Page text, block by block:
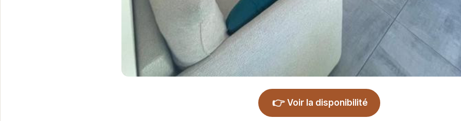
👉 Voir la disponibilité